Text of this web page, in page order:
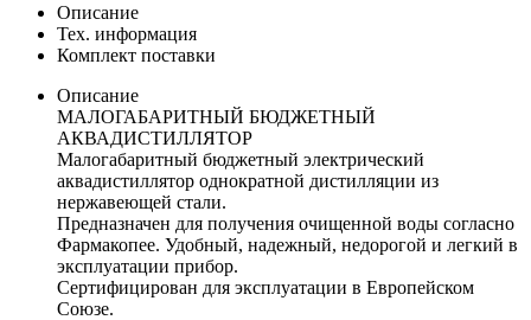
Описание
Тех. информация
Комплект поставки
Описание
МАЛОГАБАРИТНЫЙ БЮДЖЕТНЫЙ
АКВАДИСТИЛЛЯТОР
Малогабаритный бюджетный электрический
аквадистиллятор однократной дистилляции из
нержавеющей стали.
Предназначен для получения очищенной воды согласно
Фармакопее. Удобный, надежный, недорогой и легкий в
эксплуатации прибор.
Сертифицирован для эксплуатации в Европейском
Союзе.